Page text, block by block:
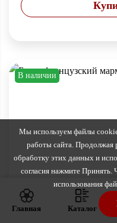
В наличии
Мы используем файлы
работы сайта. Продолжая
обработку этих данных и
согласия нажмите Принять.
использования
Главная Каталог